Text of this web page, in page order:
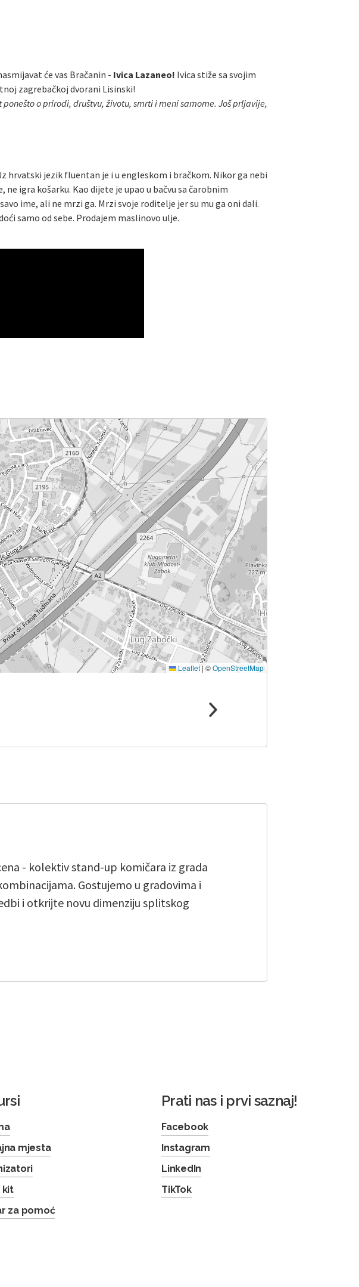
će vas Bračanin - Ivica Lazaneo! Ivica stiže sa svojim
zagrebačkoj dvorani Lisinski!
o prirodi, društvu, životu, smrti i meni samome. Još prljavije,
hrvatski jezik fluentan je i u engleskom i bračkom. Nikor ga nebi
igra košarku. Kao dijete je upao u bačvu sa čarobnim
ime, ali ne mrzi ga. Mrzi svoje roditelje jer su mu ga oni dali.
samo od sebe. Prodajem maslinovo ulje.
Leaflet | ©OpenStreetMap
- kolektiv stand-up komičara iz grada
Gostujemo u gradovima i
i otkrijte novu dimenziju splitskog
mjesta
kit
za pomoć
Prati nas i prvi saznaj!
Facebook
Instagram
LinkedIn
TikTok